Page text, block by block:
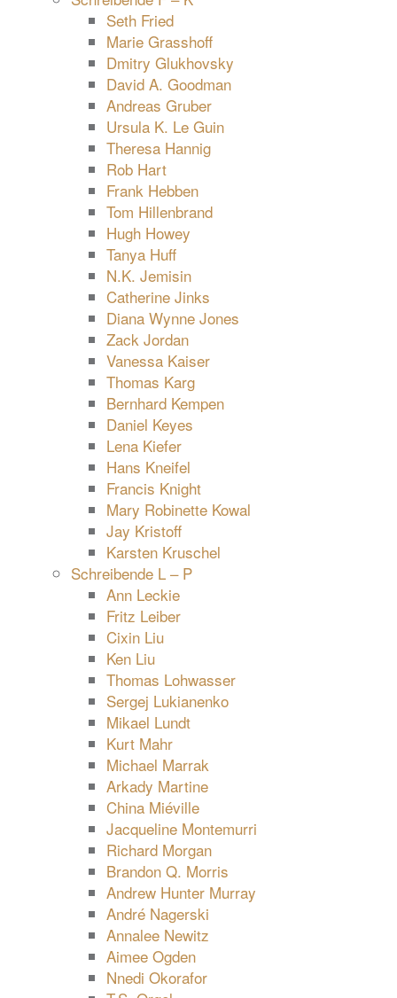
Seth Fried
Marie Grasshoff
Dmitry Glukhovsky
David A. Goodman
Andreas Gruber
Ursula K. Le Guin
Theresa Hannig
Rob Hart
Frank Hebben
Tom Hillenbrand
Hugh Howey
Tanya Huff
N.K. Jemisin
Catherine Jinks
Diana Wynne Jones
Zack Jordan
Vanessa Kaiser
Thomas Karg
Bernhard Kempen
Daniel Keyes
Lena Kiefer
Hans Kneifel
Francis Knight
Mary Robinette Kowal
Jay Kristoff
Karsten Kruschel
Schreibende L – P
Ann Leckie
Fritz Leiber
Cixin Liu
Ken Liu
Thomas Lohwasser
Sergej Lukianenko
Mikael Lundt
Kurt Mahr
Michael Marrak
Arkady Martine
China Miéville
Jacqueline Montemurri
Richard Morgan
Brandon Q. Morris
Andrew Hunter Murray
André Nagerski
Annalee Newitz
Aimee Ogden
Nnedi Okorafor